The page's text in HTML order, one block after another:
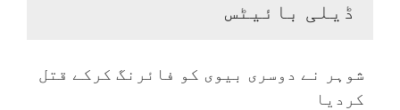
ڈیلی بائیٹس
شوہر نے دوسری بیوی کو فائرنگ کرکے قتل
کردیا